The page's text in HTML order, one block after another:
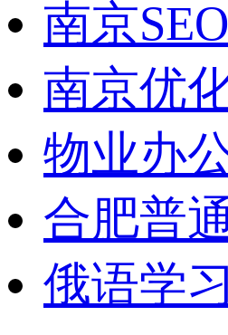
南京
南京优
物业办
合肥普
俄语学